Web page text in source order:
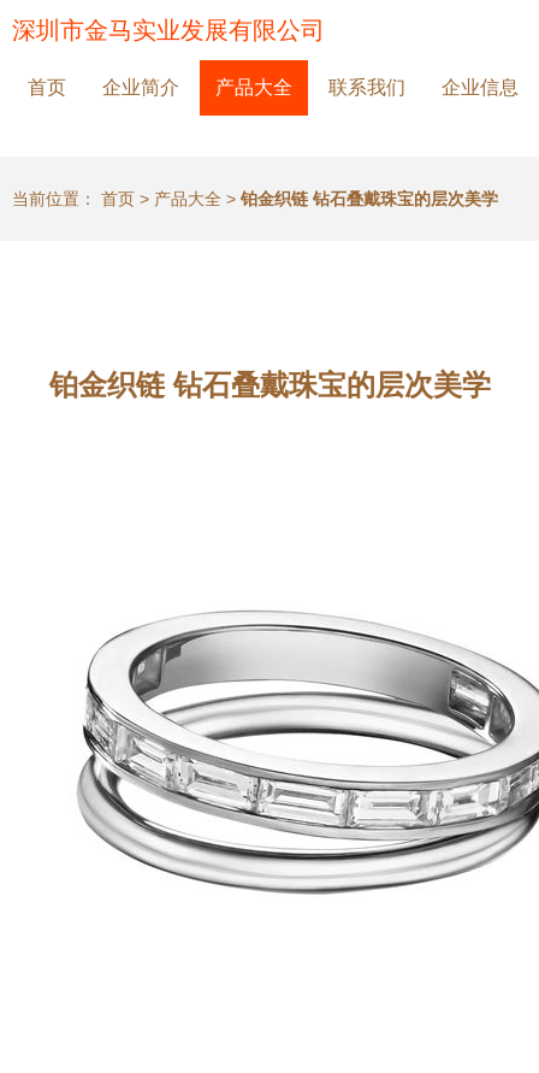
深圳市金马实业发展有限公司
首页 企业简介 产品大全 联系我们 企业信息
当前位置： 首页 > 产品大全 > 铂金织链 钻石叠戴珠宝的层次美学
铂金织链 钻石叠戴珠宝的层次美学